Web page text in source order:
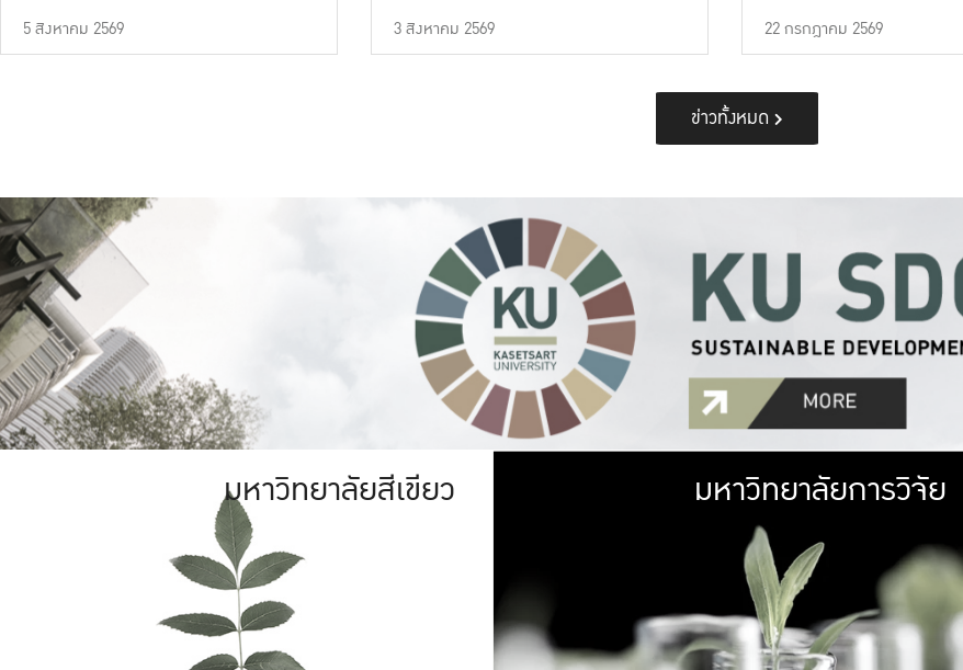
5 สิงหาคม 2569 3 สิงหาคม 2569 22 กรกฎาคม 2569
ข่าวทั้งหมด
มหาวิทยาลัยสีเขียว มหาวิทยาลั
เกษตรศาสตร์ มีพื้นที่เขีย
เป็นป่าในเมือง
เกษตรในเมือง (URBAN
ที่นับรวมกันได้ปร
มหาวิทยาลัยการวิจัย